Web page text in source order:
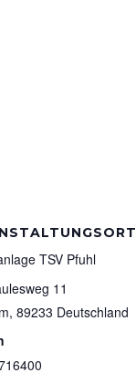
TSV Pfuhl
11
, 89233 Deutschland